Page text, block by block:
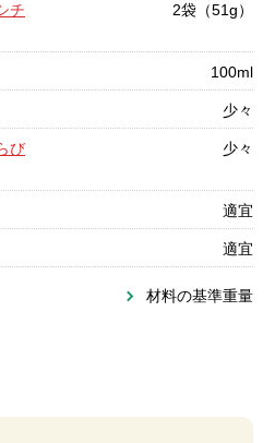
チ
2袋（51g）
100ml
少々
び
少々
適宜
適宜
材料の基準重量